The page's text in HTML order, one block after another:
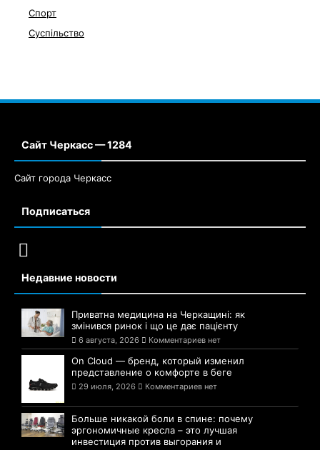
Спорт
Суспільство
Сайт Черкасс — 1284
Сайт города Черкасс
Подписаться
Недавние новости
Приватна медицина на Черкащині: як
змінився ринок і що це дає пацієнту
6 августа, 2026 Комментариев нет
On Cloud — бренд, который изменил
представление о комфорте в беге
29 июля, 2026 Комментариев нет
Больше никакой боли в спине: почему
эргономичные кресла – это лучшая
инвестиция против выгорания и